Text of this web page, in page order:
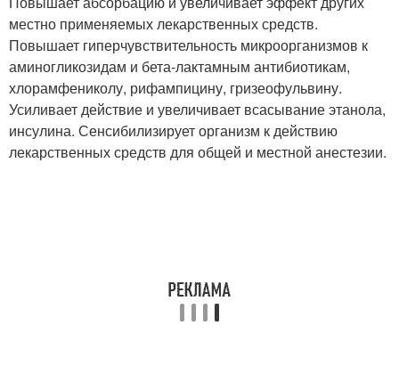
местно применяемых лекарственных средств.
Повышает гиперчувствительность микроорганизмов к
аминогликозидам и бета-лактамным антибиотикам,
хлорамфениколу, рифампицину, гризеофульвину.
Усиливает действие и увеличивает всасывание этанола,
инсулина. Сенсибилизирует организм к действию
лекарственных средств для общей и местной анестезии.